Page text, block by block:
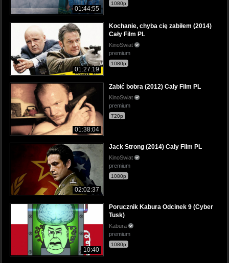
01:44:55
1080p
01:27:19
Kochanie, chyba cię zabiłem (2014)
Cały Film PL
KinoSwiat
premium
1080p
01:38:04
Zabić bobra (2012) Cały Film PL
KinoSwiat
premium
720p
02:02:37
Jack Strong (2014) Cały Film PL
KinoSwiat
premium
1080p
10:40
Porucznik Kabura Odcinek 9 (Cyber
Tusk)
Kabura
premium
1080p